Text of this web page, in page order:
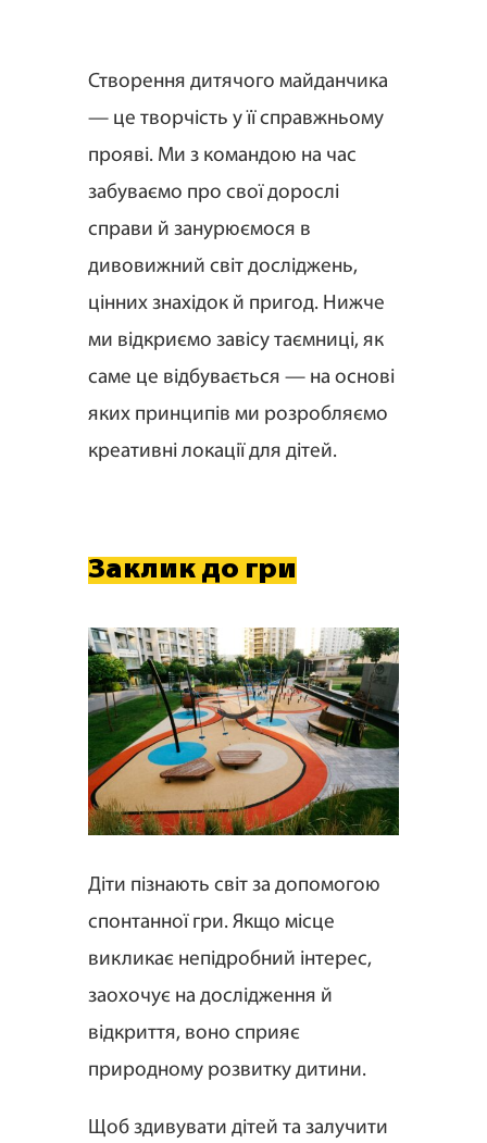
Створення дитячого майданчика
— це творчість у її справжньому
прояві. Ми з командою на час
забуваємо про свої дорослі
справи й занурюємося в
дивовижний світ досліджень,
цінних знахідок й пригод. Нижче
ми відкриємо завісу таємниці, як
саме це відбувається — на основі
яких принципів ми розробляємо
креативні локації для дітей.
Заклик до гри
Діти пізнають світ за допомогою
спонтанної гри. Якщо місце
викликає непідробний інтерес,
заохочує на дослідження й
відкриття, воно сприяє
природному розвитку дитини.
Щоб здивувати дітей та залучити